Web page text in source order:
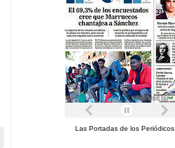
Las Portadas de los Periódicos